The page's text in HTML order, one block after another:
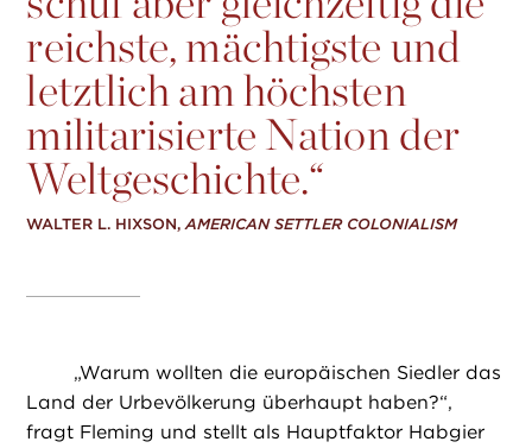
reichste, mächtigste und
letztlich am höchsten
militarisierte Nation der
Weltgeschichte.“
WALTER L. HIXSON,AMERICAN SETTLER COLONIALISM
„Warum wollten die europäischen Siedler das
Land der Urbevölkerung überhaupt haben?“,
fragt Fleming und stellt als Hauptfaktor Habgier